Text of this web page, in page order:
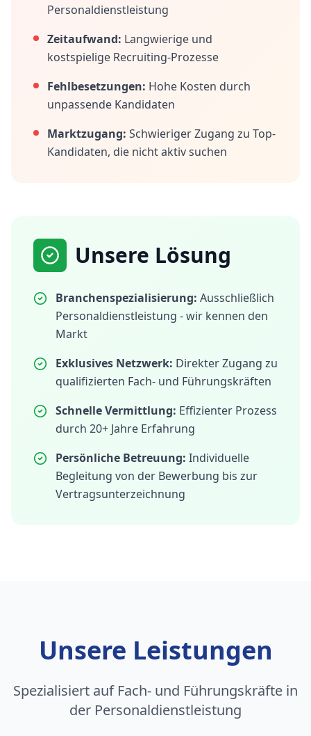
Personaldienstleistung
Zeitaufwand: Langwierige und
kostspielige Recruiting-Prozesse
Fehlbesetzungen: Hohe Kosten durch
unpassende Kandidaten
Marktzugang: Schwieriger Zugang zu Top-
Kandidaten, die nicht aktiv suchen
Unsere Lösung
Branchenspezialisierung: Ausschließlich
Personaldienstleistung - wir kennen den
Markt
Exklusives Netzwerk: Direkter Zugang zu
qualifizierten Fach- und Führungskräften
Schnelle Vermittlung: Effizienter Prozess
durch 20+ Jahre Erfahrung
Persönliche Betreuung: Individuelle
Begleitung von der Bewerbung bis zur
Vertragsunterzeichnung
Unsere Leistungen
Spezialisiert auf Fach- und Führungskräfte in
der Personaldienstleistung